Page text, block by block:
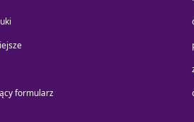
formularz